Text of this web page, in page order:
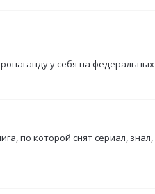
у себя на федеральных
по которой снят сериал,